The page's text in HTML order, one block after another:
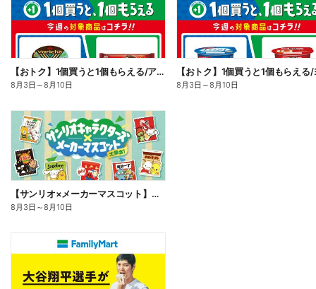
【おトク】1個買うと1個もらえる/アイス
8月3日 ～8月10日 8月3日 ～8月10日
【サンリオ×メーカーマスコット】オリジナルグッズ貰える!
8月3日 ～8月10日